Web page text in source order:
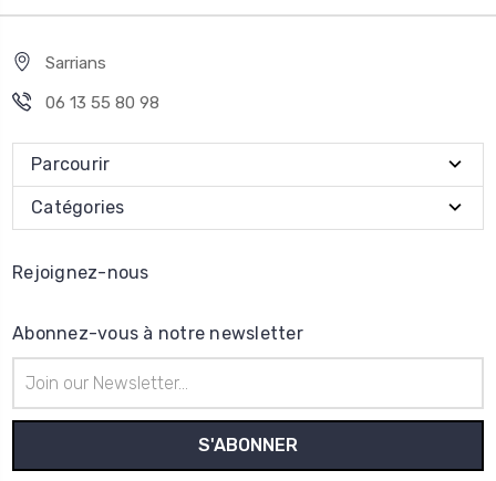
Sarrians
06 13 55 80 98
Parcourir
Catégories
Rejoignez-nous
Abonnez-vous à notre newsletter
e-
mail